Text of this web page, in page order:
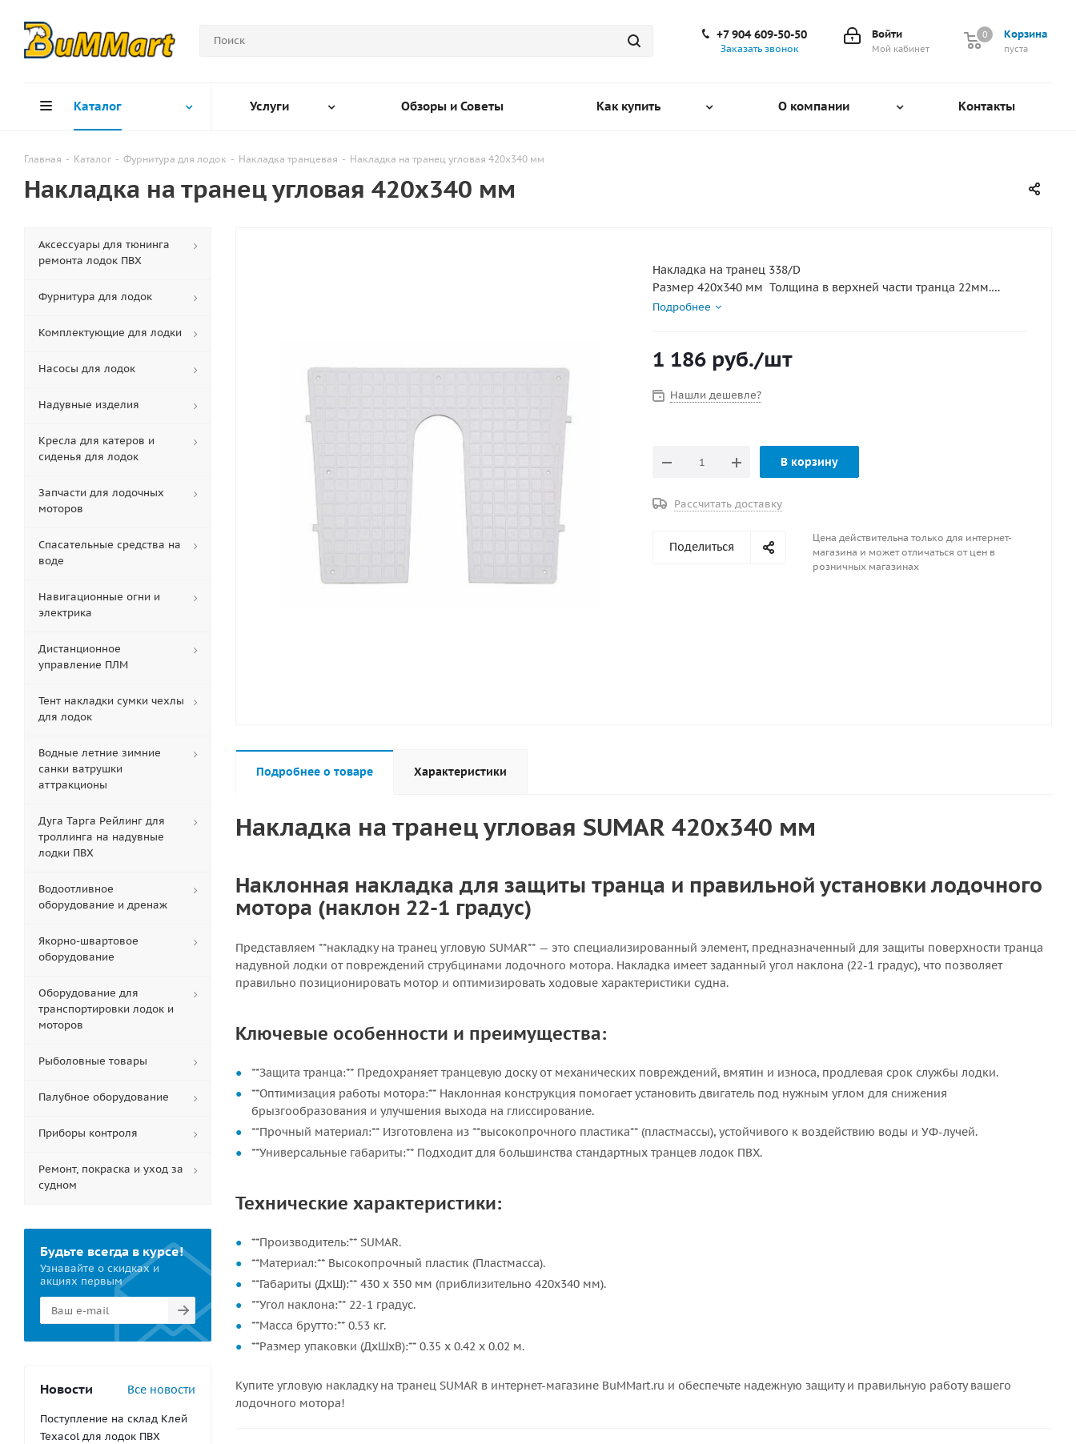
Корзина
0
пуста
0
Войти
Мой кабинет
+7 904 609-50-50
Заказать звонок
Каталог Услуги Обзоры и Советы Как купить О компании Контакты
Главная - Каталог - Фурнитура для лодок - Накладка транцевая - Накладка на транец угловая 420х340 мм
Накладка на транец угловая 420х340 мм
Накладка на транец 338/D
Размер 420х340 мм Толщина в верхней части транца 22мм.
В нижней 1 мм
Подробнее
1 186 руб./шт
Нашли дешевле?
В корзину
Рассчитать доставку
Поделиться
Цена действительна только для интернет-
магазина и может отличаться от цен в
розничных магазинах
Подробнее о товаре Характеристики
Накладка на транец угловая SUMAR 420х340 мм
Наклонная накладка для защиты транца и правильной установки лодочного
мотора (наклон 22-1 градус)
Представляем **накладку на транец угловую SUMAR** — это специализированный элемент, предназначенный для защиты поверхности транца
надувной лодки от повреждений струбцинами лодочного мотора. Накладка имеет заданный угол наклона (22-1 градус), что позволяет
правильно позиционировать мотор и оптимизировать ходовые характеристики судна.
Ключевые особенности и преимущества:
**Защита транца:** Предохраняет транцевую доску от механических повреждений, вмятин и износа, продлевая срок службы лодки.
**Оптимизация работы мотора:** Наклонная конструкция помогает установить двигатель под нужным углом для снижения
брызгообразования и улучшения выхода на глиссирование.
**Прочный материал:** Изготовлена из **высокопрочного пластика** (пластмассы), устойчивого к воздействию воды и УФ-лучей.
**Универсальные габариты:** Подходит для большинства стандартных транцев лодок ПВХ.
Технические характеристики:
**Производитель:** SUMAR.
**Материал:** Высокопрочный пластик (Пластмасса).
**Габариты (ДхШ):** 430 х 350 мм (приблизительно 420х340 мм).
**Угол наклона:** 22-1 градус.
**Масса брутто:** 0.53 кг.
**Размер упаковки (ДхШхВ):** 0.35 x 0.42 x 0.02 м.
Купите угловую накладку на транец SUMAR в интернет-магазине BuMMart.ru и обеспечьте надежную защиту и правильную работу вашего
лодочного мотора!
Аксессуары для тюнинга
ремонта лодок ПВХ
Фурнитура для лодок
Комплектующие для лодки
Насосы для лодок
Надувные изделия
Кресла для катеров и
сиденья для лодок
Запчасти для лодочных
моторов
Спасательные средства на
воде
Навигационные огни и
электрика
Дистанционное
управление ПЛМ
Тент накладки сумки чехлы
для лодок
Водные летние зимние
санки ватрушки
аттракционы
Дуга Тарга Рейлинг для
троллинга на надувные
лодки ПВХ
Водоотливное
оборудование и дренаж
Якорно-швартовое
оборудование
Оборудование для
транспортировки лодок и
моторов
Рыболовные товары
Палубное оборудование
Приборы контроля
Ремонт, покраска и уход за
судном
Будьте всегда в курсе!
Узнавайте о скидках и
акциях первым
Новости Все новости
Поступление на склад Клей
Texacol для лодок ПВХ